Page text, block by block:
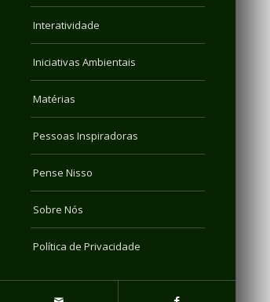
Interatividade
Iniciativas Ambientais
Matérias
Pessoas Inspiradoras
Pense Nisso
Sobre Nós
Política de Privacidade